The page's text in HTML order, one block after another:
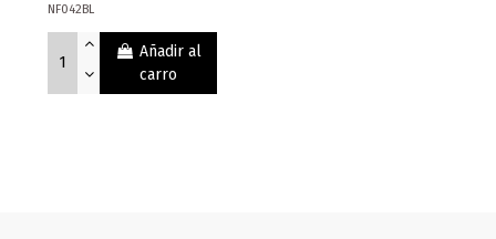
NF042BL
Añadir al
carro